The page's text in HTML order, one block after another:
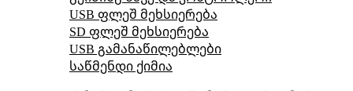
USB ფლეშ მეხსიერება
SD ფლეშ მეხსიერება
USB გამანაწილებლები
საწმენდი ქიმია